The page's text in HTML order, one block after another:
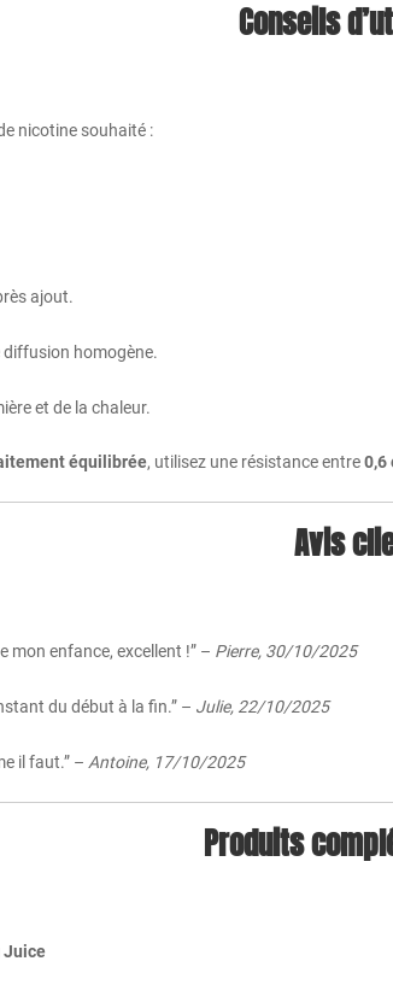
Conseils
nicotine souhaité :
ajout.
diffusion homogène.
et de la chaleur.
équilibrée, utilisez une résistance entre0,6
Avis
mon enfance, excellent !” – Pierre, 30/10/2025
du début à la fin.” – Julie, 22/10/2025
il faut.” – Antoine, 17/10/2025
Produits
Juice